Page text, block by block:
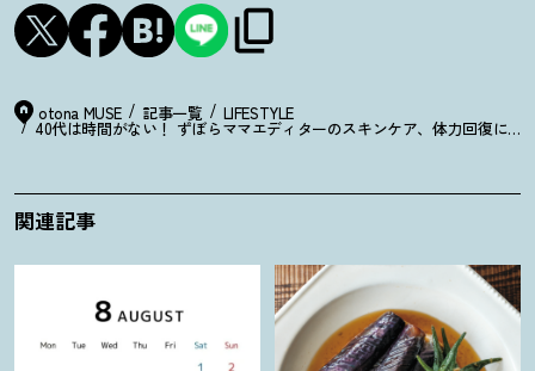
otona MUSE 記事一覧 LIFESTYLE
40代は時間がない ！ ずぼらママエディターのスキンケア、体力回復に【
関連記事